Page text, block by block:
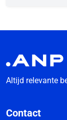
Altijd relevante
Contact